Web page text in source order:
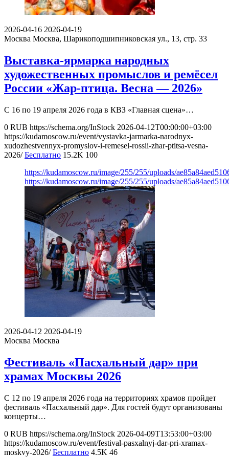
2026-04-16 2026-04-19
Москва Москва, Шарикоподшипниковская ул., 13, стр. 33
Выставка-ярмарка народных
художественных промыслов и ремёсел
России «Жар-птица. Весна — 2026»
С 16 по 19 апреля 2026 года в КВЗ «Главная сцена»…
0 RUB https://schema.org/InStock 2026-04-12T00:00:00+03:00
https://kudamoscow.ru/event/vystavka-jarmarka-narodnyx-
xudozhestvennyx-promyslov-i-remesel-rossii-zhar-ptitsa-vesna-
2026/ Бесплатно 15.2K 100
https://kudamoscow.ru/image/255/255/uploads/
https://kudamoscow.ru/image/255/255/uploads/
2026-04-12 2026-04-19
Москва Москва
Фестиваль «Пасхальный дар» при
храмах Москвы 2026
С 12 по 19 апреля 2026 года на территориях храмов пройдет
фестиваль «Пасхальный дар». Для гостей будут организованы
концерты…
0 RUB https://schema.org/InStock 2026-04-09T13:53:00+03:00
https://kudamoscow.ru/event/festival-pasxalnyj-dar-pri-xramax-
moskvy-2026/ Бесплатно 4.5K 46